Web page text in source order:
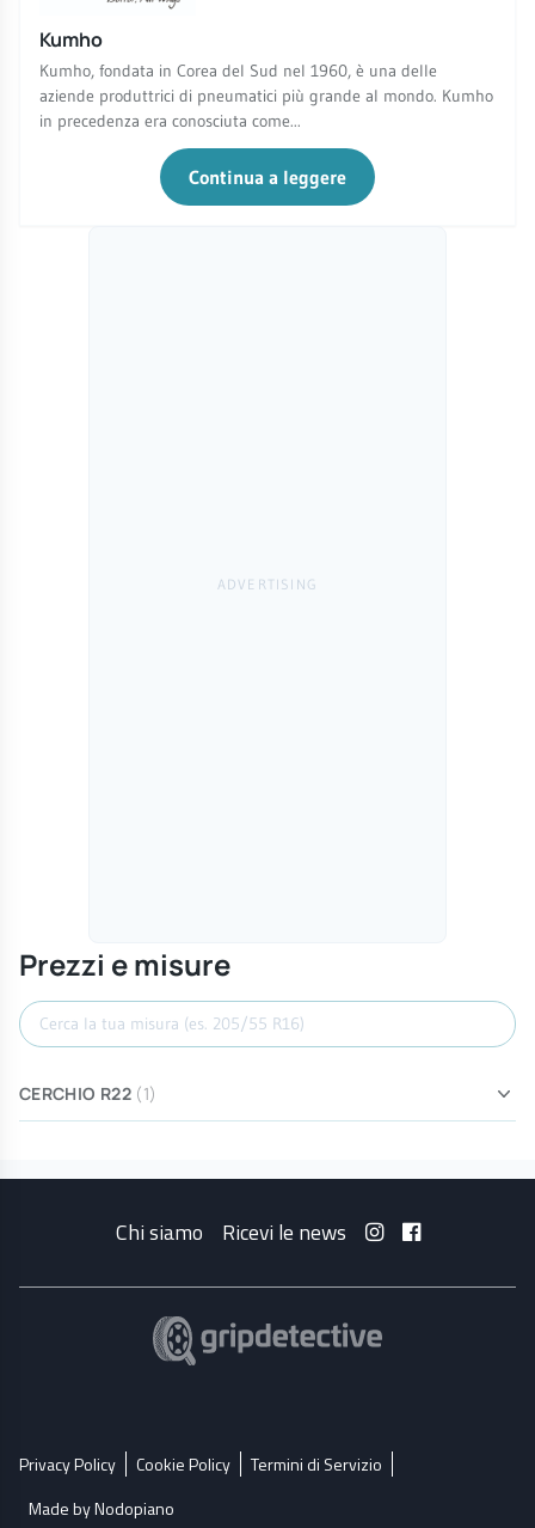
Kumho
Kumho, fondata in Corea del Sud nel 1960, è una delle
aziende produttrici di pneumatici più grande al mondo. Kumho
in precedenza era conosciuta come...
Continua a leggere
Prezzi e misure
Cerca misura
CERCHIO R22 (1)
Chi siamo Ricevi le news
Privacy Policy Cookie Policy
Termini di Servizio
Made by Nodopiano